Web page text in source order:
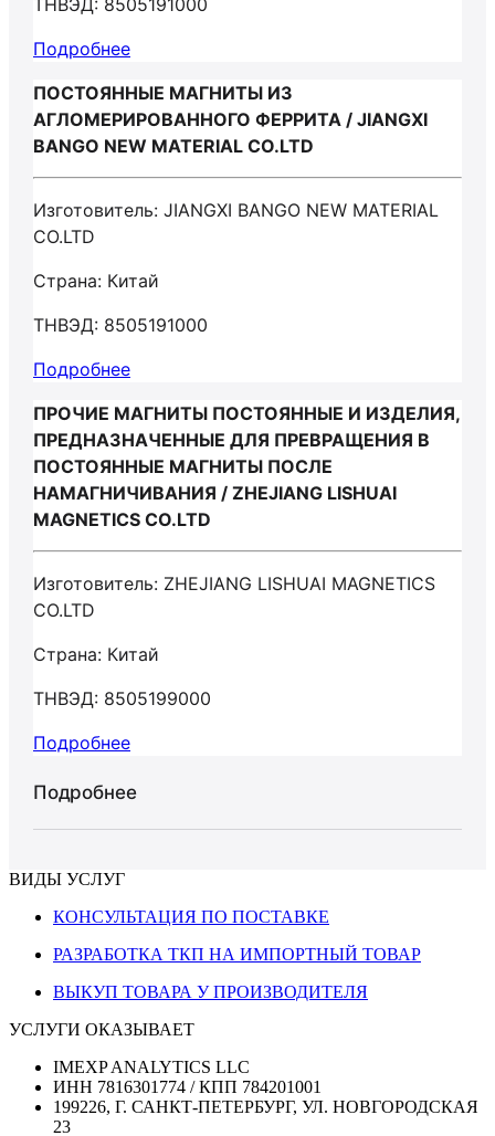
ТНВЭД: 8505191000
Подробнее
ПОСТОЯННЫЕ МАГНИТЫ ИЗ
АГЛОМЕРИРОВАННОГО ФЕРРИТА / JIANGXI
BANGO NEW MATERIAL CO.LTD
Изготовитель: JIANGXI BANGO NEW MATERIAL
CO.LTD
Страна: Китай
ТНВЭД: 8505191000
Подробнее
ПРОЧИЕ МАГНИТЫ ПОСТОЯННЫЕ И ИЗДЕЛИЯ,
ПРЕДНАЗНАЧЕННЫЕ ДЛЯ ПРЕВРАЩЕНИЯ В
ПОСТОЯННЫЕ МАГНИТЫ ПОСЛЕ
НАМАГНИЧИВАНИЯ / ZHEJIANG LISHUAI
MAGNETICS CO.LTD
Изготовитель: ZHEJIANG LISHUAI MAGNETICS
CO.LTD
Страна: Китай
ТНВЭД: 8505199000
Подробнее
Подробнее
ВИДЫ УСЛУГ
КОНСУЛЬТАЦИЯ ПО ПОСТАВКЕ
РАЗРАБОТКА ТКП НА ИМПОРТНЫЙ ТОВАР
ВЫКУП ТОВАРА У ПРОИЗВОДИТЕЛЯ
УСЛУГИ ОКАЗЫВАЕТ
IMEXP ANALYTICS LLC
ИНН 7816301774 / КПП 784201001
199226, Г. САНКТ-ПЕТЕРБУРГ, УЛ. НОВГОРОДСКАЯ
23